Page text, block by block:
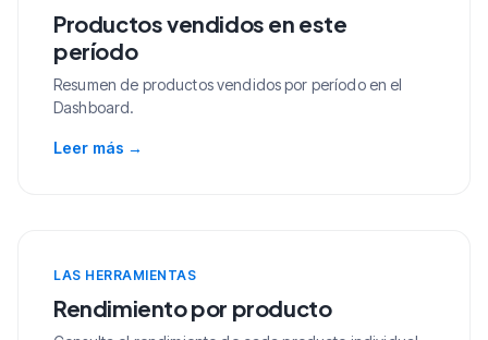
Productos vendidos en este
período
Resumen de productos vendidos por período en el
Dashboard.
Leer más →
LAS HERRAMIENTAS
Rendimiento por producto